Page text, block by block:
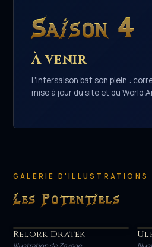
Saison 4
À venir
L'intersaison bat son plein :
mise à jour du site et du World
GALERIE D'ILLUSTRATIONS
Les Potentiels
HÉROS
Relork Dratek